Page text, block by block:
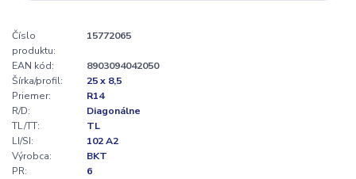
Číslo
produktu:
15772065
EAN kód:
8903094042050
Šírka/profil:
25 x 8,5
Priemer:
R14
R/D:
Diagonálne
TL/TT:
TL
LI/SI:
102 A2
Výrobca:
BKT
PR:
6